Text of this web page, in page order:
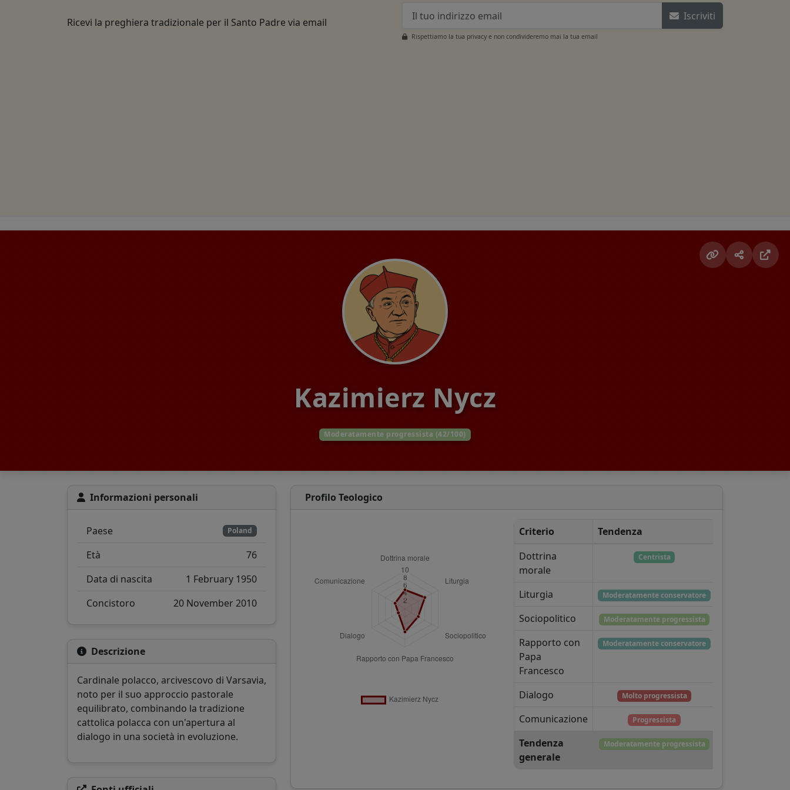
Ricevi la preghiera tradizionale per il Santo Padre via email Iscriviti
Rispettiamo la tua privacy e non condivideremo mai la tua email
Kazimierz Nycz
Moderatamente progressista (42/100)
Informazioni personali
Paese Poland
Età
76
Data di nascita
1 February 1950
Concistoro
20 November 2010
Descrizione
Cardinale polacco, arcivescovo di Varsavia,
noto per il suo approccio pastorale
equilibrato, combinando la tradizione
cattolica polacca con un'apertura al
dialogo in una società in evoluzione.
Profilo Teologico
Criterio
Tendenza
Dottrina
morale
Centrista
Liturgia Moderatamente conservatore
Sociopolitico Moderatamente progressista
Rapporto con
Papa
Francesco
Moderatamente conservatore
Dialogo Molto progressista
Comunicazione Progressista
Tendenza
generale
Moderatamente progressista